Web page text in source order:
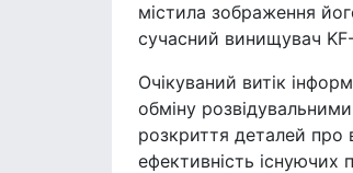
містила зображення
сучасний винищувач
Очікуваний витік
обміну
розкриття деталей про
ефективність існуючих